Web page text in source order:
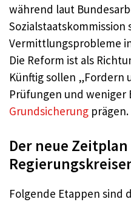
während laut
Sozialstaatskommission
Vermittlungsprobleme
Die Reform ist als
Künftig sollen „Fordern
Prüfungen und weniger
Grundsicherung prägen.
Der neue Zeitplan
Folgende Etappen sind